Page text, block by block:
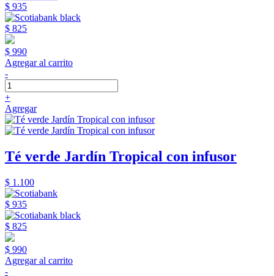
$ 935
$ 825
$ 990
Agregar al carrito
-
+
Agregar
Té verde Jardín Tropical con infusor
$ 1.100
$ 935
$ 825
$ 990
Agregar al carrito
-